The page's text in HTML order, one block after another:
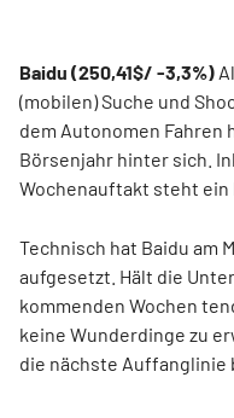
Baidu (250,41$/ -3,3%)
(mobilen) Suche und
dem Autonomen Fahren
Börsenjahr hinter sich.
Wochenauftakt steht ein
Technisch hat Baidu am
aufgesetzt. Hält die
kommenden Wochen
keine Wunderdinge zu
die nächste Auffanglinie